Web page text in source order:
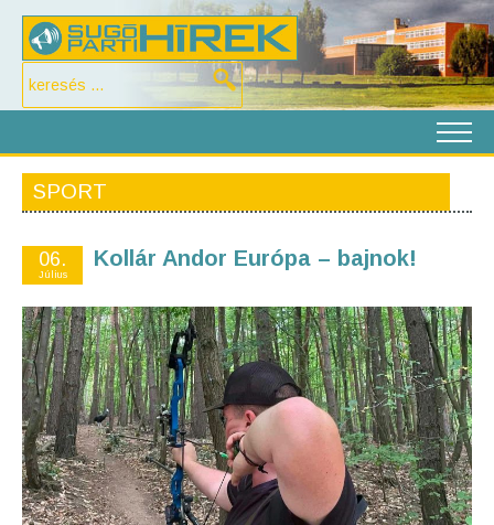
SPORT
06.
Július
Kollár Andor Európa – bajnok!